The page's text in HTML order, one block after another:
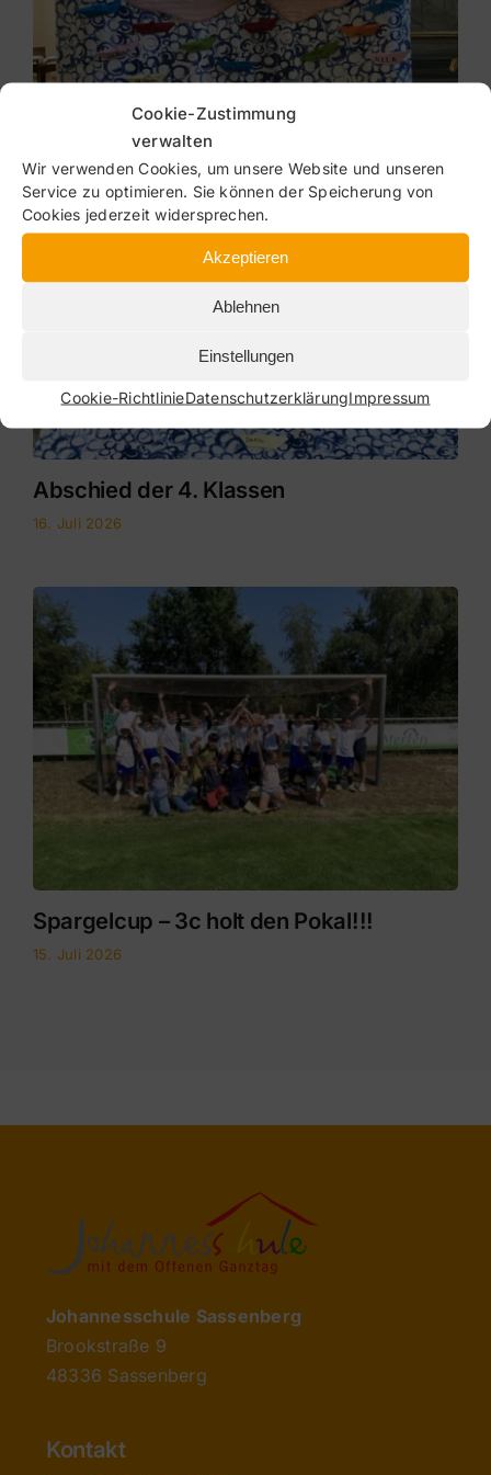
Cookie-Zustimmung
verwalten
Wir verwenden Cookies, um unsere Website und unseren
Service zu optimieren. Sie können der Speicherung von
Cookies jederzeit widersprechen.
Akzeptieren
Ablehnen
Einstellungen
Cookie-RichtlinieDatenschutzerklärungImpressum
Abschied der 4. Klassen
16. Juli 2026
Spargelcup – 3c holt den Pokal!!!
15. Juli 2026
Johannesschule Sassenberg
Brookstraße 9
48336 Sassenberg
Kontakt